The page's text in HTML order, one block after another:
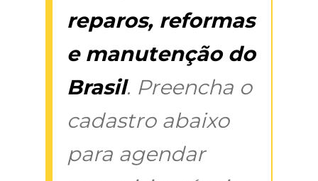
reparos, reformas
e manutenção do
Brasil. Preencha o
cadastro abaixo
para agendar